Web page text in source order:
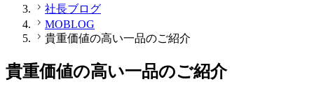
社長ブログ
MOBLOG
貴重価値の高い一品のご紹介
貴重価値の高い一品のご紹介